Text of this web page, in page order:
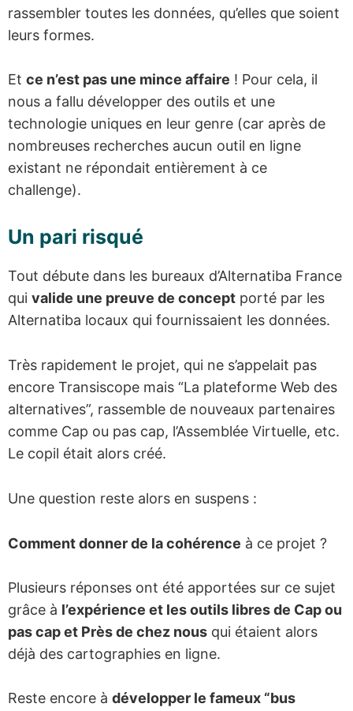
rassembler toutes les données, qu’elles que soient
leurs formes.
Et ce n’est pas une mince affaire ! Pour cela, il
nous a fallu développer des outils et une
technologie uniques en leur genre (car après de
nombreuses recherches aucun outil en ligne
existant ne répondait entièrement à ce
challenge).
Un pari risqué
Tout débute dans les bureaux d’Alternatiba France
qui valide une preuve de concept porté par les
Alternatiba locaux qui fournissaient les données.
Très rapidement le projet, qui ne s’appelait pas
encore Transiscope mais “La plateforme Web des
alternatives”, rassemble de nouveaux partenaires
comme Cap ou pas cap, l’Assemblée Virtuelle, etc.
Le copil était alors créé.
Une question reste alors en suspens :
Comment donner de la cohérence à ce projet ?
Plusieurs réponses ont été apportées sur ce sujet
grâce à l’expérience et les outils libres de Cap ou
pas cap et Près de chez nous qui étaient alors
déjà des cartographies en ligne.
Reste encore à développer le fameux “bus